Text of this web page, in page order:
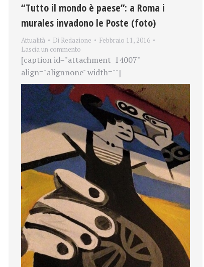
“Tutto il mondo è paese”: a Roma i
murales invadono le Poste (foto)
Attualità Di Redazione
Febbraio 11, 2016
Lascia un commento
[caption id="attachment_14007"
align="alignnone" width=""]